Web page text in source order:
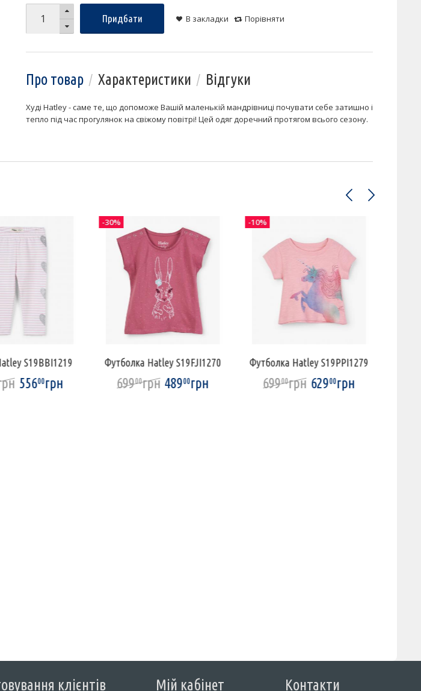
Придбати В закладки Порівняти
Про товар Характеристики Відгуки
Худі Hatley - саме те, що допоможе Вашій маленькій мандрівниці почувати себе затишно і
тепло під час прогулянок на свіжому повітрі! Цей одяг доречний протягом всього сезону.
S19BBI1219
55600грн
Футболка Hatley S19FJI1270
69900грн 48900грн
-30%
Футболка Hatley S19PPI1279
69900грн 62900грн
-10%
клієнтів Мій кабінет Контакти